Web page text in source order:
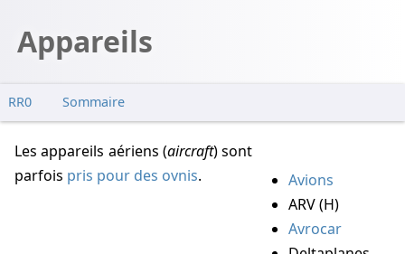
Appareils
RR0 Sommaire
Avions
ARV (H)
Avrocar
Les appareils aériens (aircraft) sont
parfois pris pour des ovnis.